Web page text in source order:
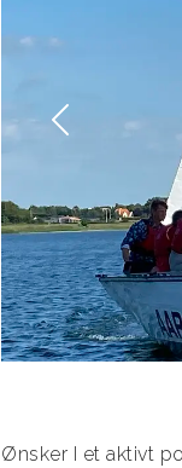
Forrige
Ønsker I et aktivt